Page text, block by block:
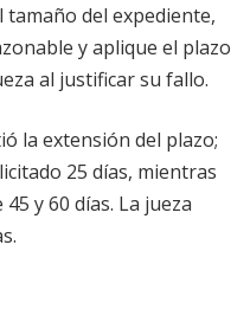
tamaño del expediente,
y aplique el plazo
al justificar su fallo.
la extensión del plazo;
25 días, mientras
y 60 días. La jueza